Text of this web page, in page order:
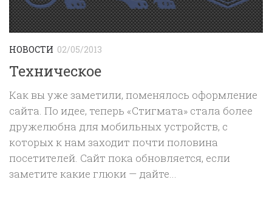
НОВОСТИ 02/05/2013
Техническое
Как вы уже заметили, поменялось оформление
сайта. По идее, теперь «Стигмата» стала более
дружелюбна для мобильных устройств, с
которых к нам заходит почти половина
посетителей. Сайт пока обновляется, если
заметите какие глюки — дайте...